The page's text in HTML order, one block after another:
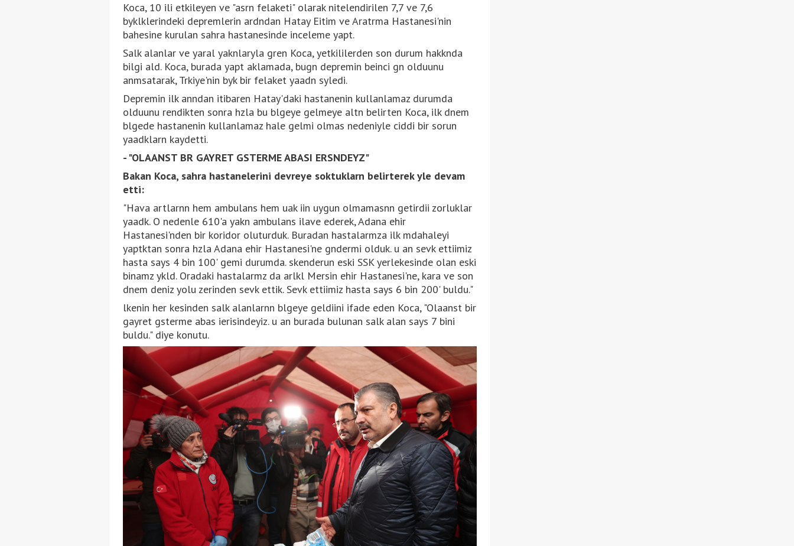
Koca, 10 ili etkileyen ve "asrn felaketi" olarak nitelendirilen 7,7 ve 7,6
byklklerindeki depremlerin ardndan Hatay Eitim ve Aratrma Hastanesi'nin
bahesine kurulan sahra hastanesinde inceleme yapt.
Salk alanlar ve yaral yaknlaryla gren Koca, yetkililerden son durum hakknda
bilgi ald. Koca, burada yapt aklamada, bugn depremin beinci gn olduunu
anmsatarak, Trkiye'nin byk bir felaket yaadn syledi.
Depremin ilk anndan itibaren Hatay'daki hastanenin kullanlamaz durumda
olduunu rendikten sonra hzla bu blgeye gelmeye altn belirten Koca, ilk dnem
blgede hastanenin kullanlamaz hale gelmi olmas nedeniyle ciddi bir sorun
yaadklarn kaydetti.
- "OLAANST BR GAYRET GSTERME ABASI ERSNDEYZ"
Bakan Koca, sahra hastanelerini devreye soktuklarn belirterek yle devam
etti:
"Hava artlarnn hem ambulans hem uak iin uygun olmamasnn getirdii zorluklar
yaadk. O nedenle 610'a yakn ambulans ilave ederek, Adana ehir
Hastanesi'nden bir koridor oluturduk. Buradan hastalarmza ilk mdahaleyi
yaptktan sonra hzla Adana ehir Hastanesi'ne gndermi olduk. u an sevk ettiimiz
hasta says 4 bin 100' gemi durumda. skenderun eski SSK yerlekesinde olan eski
binamz ykld. Oradaki hastalarmz da arlkl Mersin ehir Hastanesi'ne, kara ve son
dnem deniz yolu zerinden sevk ettik. Sevk ettiimiz hasta says 6 bin 200' buldu."
lkenin her kesinden salk alanlarnn blgeye geldiini ifade eden Koca, "Olaanst bir
gayret gsterme abas ierisindeyiz. u an burada bulunan salk alan says 7 bini
buldu." diye konutu.